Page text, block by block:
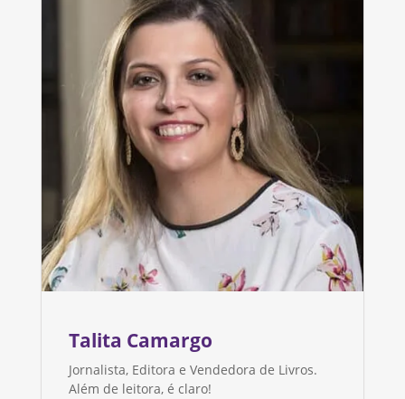
Talita Camargo
Jornalista, Editora e Vendedora de Livros.
Além de leitora, é claro!